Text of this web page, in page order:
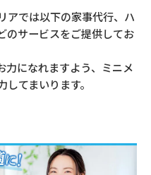
アでは以下の家事代行、ハ
のサービスをご提供してお
力になれますよう、ミニメ
てまいります。